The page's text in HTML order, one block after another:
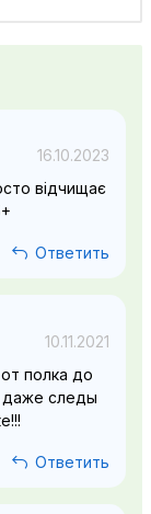
16.10.2023
відчищає
Ответить
10.11.2021
полка до
даже следы
Ответить